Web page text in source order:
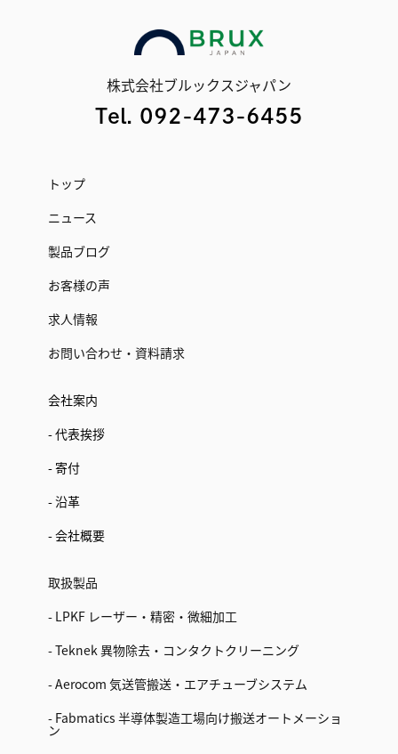
株式会社ブルックスジャパン
Tel. 092-473-6455
トップ
ニュース
製品ブログ
お客様の声
求人情報
お問い合わせ・資料請求
会社案内
- 代表挨拶
- 寄付
- 沿革
- 会社概要
取扱製品
- LPKF レーザー・精密・微細加工
- Teknek 異物除去・コンタクトクリーニング
- Aerocom 気送管搬送・エアチューブシステム
- Fabmatics 半導体製造工場向け搬送オートメーショ
ン